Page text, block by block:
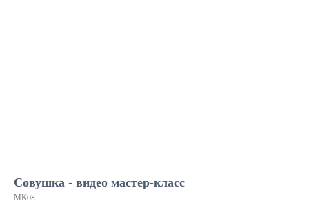
Совушка - видео мастер-класс
МК08